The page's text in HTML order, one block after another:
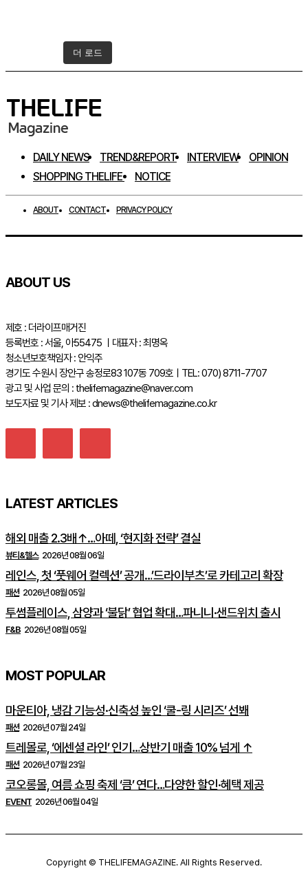
더 로드
DAILY NEWS TREND&REPORT INTERVIEW
OPINION
SHOPPING THELIFE
NOTICE
ABOUT CONTACT PRIVACY POLICY
ABOUT US
제호 : 더라이프매거진
등록번호 : 서울, 아55475 ㅣ대표자 : 최명옥
청소년보호책임자 : 안익주
경기도 수원시 장안구 송정로83 107동 709호ㅣTEL: 070) 8711-7707
광고 및 사업 문의 : thelifemagazine@naver.com
보도자료 및 기사 제보 : dnews@thelifemagazine.co.kr
LATEST ARTICLES
해외 매출 2.3배↑…아떼, ‘현지화 전략’ 결실
뷰티&헬스 2026년 08월 06일
레인스, 첫 ‘풋웨어 컬렉션’ 공개…’드라이부츠’로 카테고리 확장
패션 2026년 08월 05일
투썸플레이스, 삼양과 ‘불닭’ 협업 확대…파니니·샌드위치 출시
F&B 2026년 08월 05일
MOST POPULAR
마운티아, 냉감 기능성·신축성 높인 ‘쿨-링 시리즈’ 선봬
패션 2026년 07월 24일
트레몰로, ‘에센셜 라인’ 인기…상반기 매출 10% 넘게 ↑
패션 2026년 07월 23일
코오롱몰, 여름 쇼핑 축제 ‘큼’ 연다…다양한 할인·혜택 제공
EVENT 2026년 06월 04일
Copyright © THELIFEMAGAZINE. All Rights Reserved.